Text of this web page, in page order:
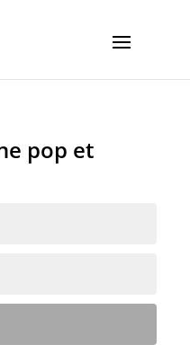
pop et